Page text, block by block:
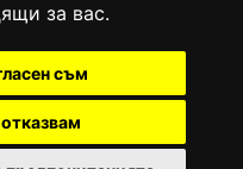
за вас.
съм
в националния
(Българска национална
Вяра информационен
със свидетелство за марка